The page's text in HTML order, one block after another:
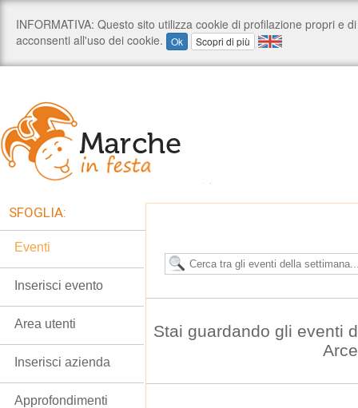
Stai guardando gli eventi
SFOGLIA:
Eventi
Inserisci evento
Area utenti
Inserisci azienda
Approfondimenti